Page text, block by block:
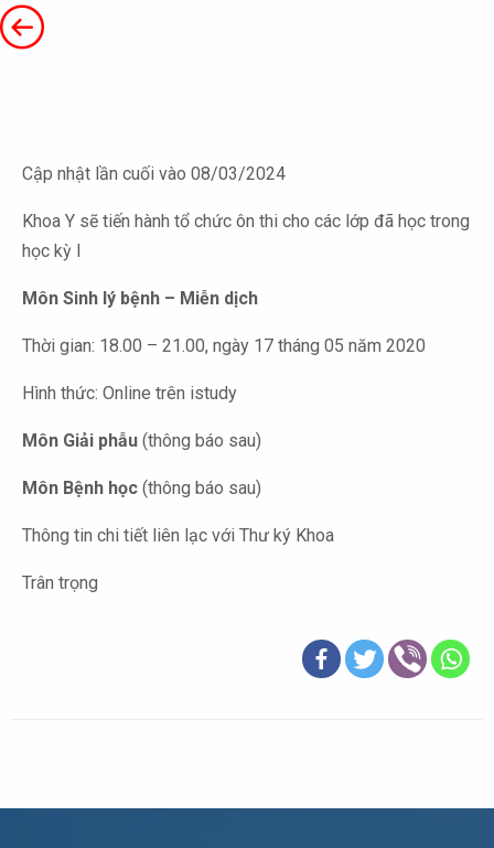
Cập nhật lần cuối vào 08/03/2024
Khoa Y sẽ tiến hành tổ chức ôn thi cho các lớp đã học trong
học kỳ I
Môn Sinh lý bệnh – Miễn dịch
Thời gian: 18.00 – 21.00, ngày 17 tháng 05 năm 2020
Hình thức: Online trên istudy
Môn Giải phẫu (thông báo sau)
Môn Bệnh học (thông báo sau)
Thông tin chi tiết liên lạc với Thư ký Khoa
Trân trọng